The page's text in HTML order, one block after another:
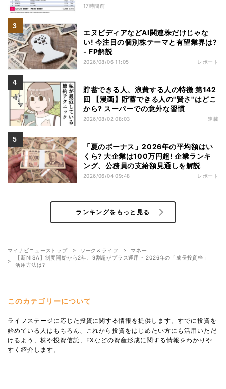
17時間前
エヌビディアなどAI関連株だけじゃな
い! 今注目の個別株テーマと有望業界は?
- FP解説
2026/08/06 11:05 レポート
貯蓄できる人、浪費する人の特徴 第142
回 【漫画】貯蓄できる人の"賢さ"はどこ
から? スーパーでの意外な習慣
2026/08/02 08:03 連載
「夏のボーナス」2026年の平均額はい
くら? 大企業は100万円超! 企業ランキ
ング、公務員の支給額見通しを解説
2026/06/04 09:48 レポート
ランキングをもっと見る
マイナビニューストップ ワーク＆ライフ
マネー
【新NISA】制度開始から2年、9割超がプラス運用 - 2026年の「成長投資枠」
活用方法は?
このカテゴリーについて
ライフステージに応じた投資に関する情報を提供します。すでに投資を
始めている人はもちろん、これから投資をはじめたい方にも活用いただ
けるよう、株や投資信託、FXなどの資産形成に関する情報をわかりや
すく紹介します。